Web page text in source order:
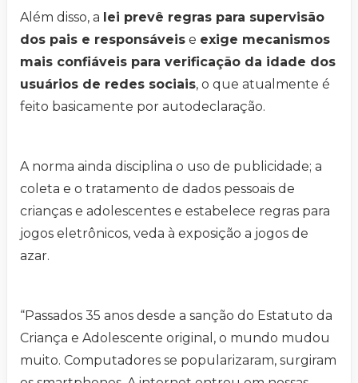
Além disso, a lei prevê regras para supervisão
dos pais e responsáveis e exige mecanismos
mais confiáveis para verificação da idade dos
usuários de redes sociais, o que atualmente é
feito basicamente por autodeclaração.
A norma ainda disciplina o uso de publicidade; a
coleta e o tratamento de dados pessoais de
crianças e adolescentes e estabelece regras para
jogos eletrônicos, veda à exposição a jogos de
azar.
“Passados 35 anos desde a sanção do Estatuto da
Criança e Adolescente original, o mundo mudou
muito. Computadores se popularizaram, surgiram